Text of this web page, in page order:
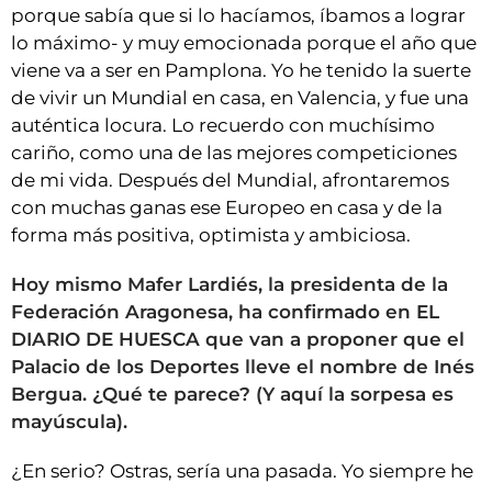
porque sabía que si lo hacíamos, íbamos a lograr
lo máximo- y muy emocionada porque el año que
viene va a ser en Pamplona. Yo he tenido la suerte
de vivir un Mundial en casa, en Valencia, y fue una
auténtica locura. Lo recuerdo con muchísimo
cariño, como una de las mejores competiciones
de mi vida. Después del Mundial, afrontaremos
con muchas ganas ese Europeo en casa y de la
forma más positiva, optimista y ambiciosa.
Hoy mismo Mafer Lardiés, la presidenta de la
Federación Aragonesa, ha confirmado en EL
DIARIO DE HUESCA que van a proponer que el
Palacio de los Deportes lleve el nombre de Inés
Bergua. ¿Qué te parece? (Y aquí la sorpesa es
mayúscula).
¿En serio? Ostras, sería una pasada. Yo siempre he